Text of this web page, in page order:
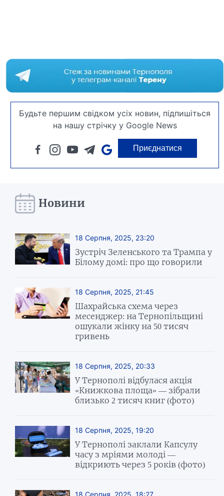
Будьте першим свідком усіх новин, підпишіться
на нашу стрічку у Google News
Приєднатися
Новини
18 Серпня, 2025, 23:20
Зустріч Зеленського та Трампа у
Білому домі: про що говорили
18 Серпня, 2025, 21:45
Шахрайська схема через
месенджер: на Тернопільщині
ошукали жінку на 50 тисяч
гривень
18 Серпня, 2025, 20:33
У Тернополі відбулася акція
«Книжкова площа» — зібрали
близько 2 тисяч книг (фото)
18 Серпня, 2025, 19:20
У Тернополі заклали Капсулу
часу з мріями молоді —
відкриють через 5 років (фото)
18 Серпня, 2025, 18:27